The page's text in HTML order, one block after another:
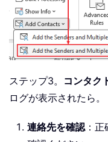
ステップ3。 コンタク
ログが表示されたら。
連絡先を確認：正